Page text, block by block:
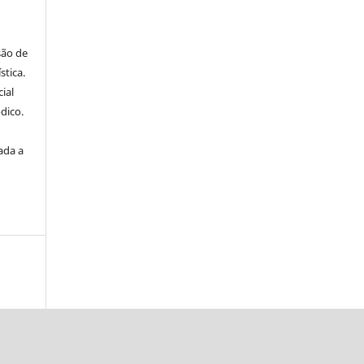
de
a